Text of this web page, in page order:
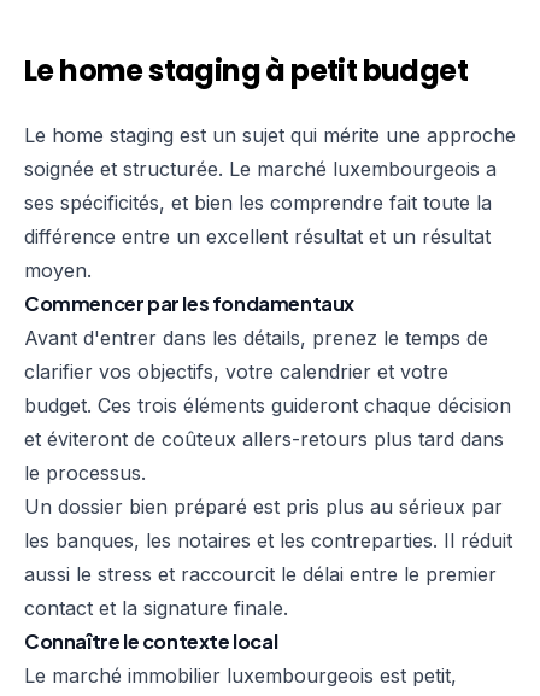
Le home staging à petit budget
Le home staging est un sujet qui mérite une approche
soignée et structurée. Le marché luxembourgeois a
ses spécificités, et bien les comprendre fait toute la
différence entre un excellent résultat et un résultat
moyen.
Commencer par les fondamentaux
Avant d'entrer dans les détails, prenez le temps de
clarifier vos objectifs, votre calendrier et votre
budget. Ces trois éléments guideront chaque décision
et éviteront de coûteux allers-retours plus tard dans
le processus.
Un dossier bien préparé est pris plus au sérieux par
les banques, les notaires et les contreparties. Il réduit
aussi le stress et raccourcit le délai entre le premier
contact et la signature finale.
Connaître le contexte local
Le marché immobilier luxembourgeois est petit,